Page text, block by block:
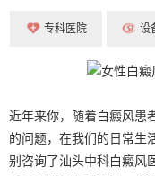
专科医院 设
近年来你，随着白癜风患
的问题，在我们的日常生
别咨询了汕头中科白癜风